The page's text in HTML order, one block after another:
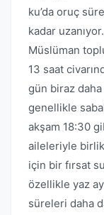
ku’da oruç
kadar
Müslüman
13 saat
gün biraz
genellikle
akşam 18:30
aileleriyle
için bir fırsat
özellikle yaz
süreleri daha